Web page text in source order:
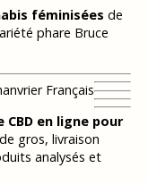
féminisées de
phare Bruce
Français
CBD en ligne pour
gros, livraison
analysés et